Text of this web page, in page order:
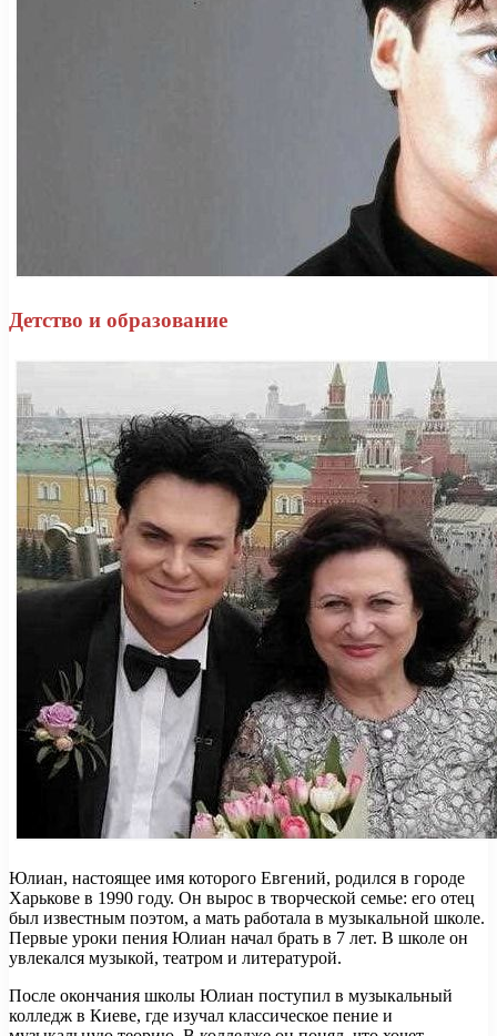
Детство и образование
Юлиан, настоящее имя которого Евгений, родился в городе
Харькове в 1990 году. Он вырос в творческой семье: его отец
был известным поэтом, а мать работала в музыкальной школе.
Первые уроки пения Юлиан начал брать в 7 лет. В школе он
увлекался музыкой, театром и литературой.
После окончания школы Юлиан поступил в музыкальный
колледж в Киеве, где изучал классическое пение и